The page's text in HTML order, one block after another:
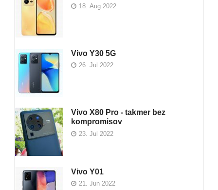
18. Aug 2022
Vivo Y30 5G
26. Jul 2022
Vivo X80 Pro - takmer bez
kompromisov
23. Jul 2022
Vivo Y01
21. Jun 2022